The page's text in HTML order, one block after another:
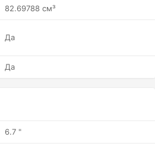
82.69788 см³
Да
Да
6.7 "